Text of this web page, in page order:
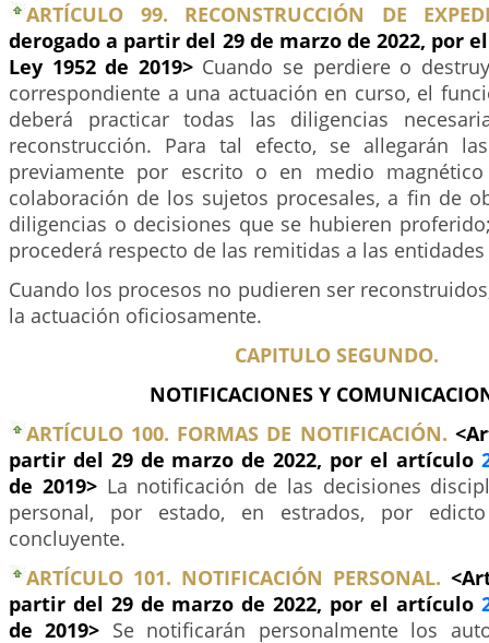
ARTÍCULO 99. RECONSTRUCCIÓN DE
derogado a partir del 29 de marzo de 2022, por
Ley 1952 de 2019> Cuando se perdiere o
correspondiente a una actuación en curso, el
deberá practicar todas las diligencias
reconstrucción. Para tal efecto, se allegarán
previamente por escrito o en medio
colaboración de los sujetos procesales, a fin de
diligencias o decisiones que se hubieren
procederá respecto de las remitidas a las
Cuando los procesos no pudieren ser
la actuación oficiosamente.
CAPITULO SEGUNDO.
NOTIFICACIONES Y
ARTÍCULO 100. FORMAS DE NOTIFICACIÓN.
partir del 29 de marzo de 2022, por el artículo
de 2019> La notificación de las decisiones
personal, por estado, en estrados, por
concluyente.
ARTÍCULO 101. NOTIFICACIÓN PERSONAL.
partir del 29 de marzo de 2022, por el artículo
de 2019> Se notificarán personalmente los